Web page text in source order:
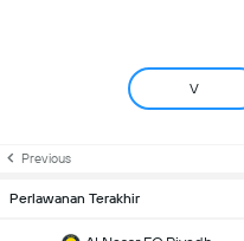
V
Previous
Perlawanan Terakhir